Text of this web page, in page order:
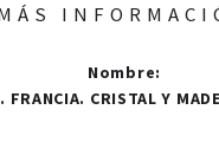
Nombre:
FRANCIA. CRISTAL Y